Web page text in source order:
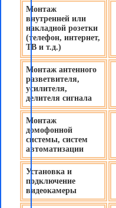
Монтаж
внутренней или
накладной розетки
(телефон, интернет,
ТВ и т.д.)
Монтаж антенного
разветвителя,
усилителя,
делителя сигнала
Монтаж
домофонной
системы, систем
автоматизации
Установка и
подключение
видеокамеры